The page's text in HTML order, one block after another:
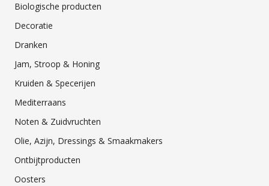
Biologische producten
Decoratie
Dranken
Jam, Stroop & Honing
Kruiden & Specerijen
Mediterraans
Noten & Zuidvruchten
Olie, Azijn, Dressings & Smaakmakers
Ontbijtproducten
Oosters